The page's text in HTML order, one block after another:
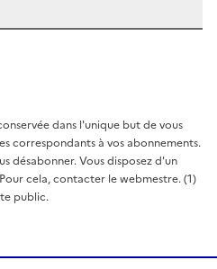
dans l'unique but de vous
correspondants à vos abonnements.
désabonner. Vous disposez d'un
cela, contacter le webmestre. (1)
public.